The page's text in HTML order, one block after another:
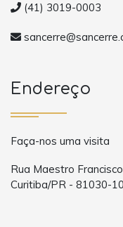
(41) 3019-0003
Endereço
Faça-nos uma visita
Rua Maestro
Curitiba/PR - 81030-